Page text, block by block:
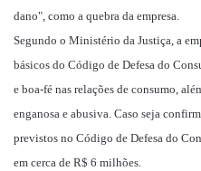
dano", como a quebra da empresa.
Segundo o Ministério da Justiça, a
básicos do Código de Defesa do
e boa-fé nas relações de consumo,
enganosa e abusiva. Caso seja
previstos no Código de Defesa do
em cerca de R$ 6 milhões.